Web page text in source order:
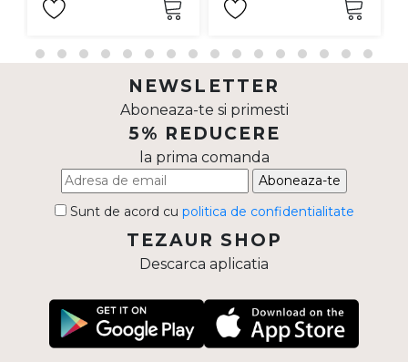
NEWSLETTER
Aboneaza-te si primesti
5% REDUCERE
la prima comanda
Aboneaza-te
Sunt de acord cu politica de confidentialitate
TEZAUR SHOP
Descarca aplicatia